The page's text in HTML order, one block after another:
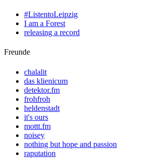
#ListentoLeipzig
I am a Forest
releasing a record
Freunde
chalalit
das klienicum
detektor.fm
frohfroh
heldenstadt
it's ours
mottt.fm
noisey
nothing but hope and passion
raputation